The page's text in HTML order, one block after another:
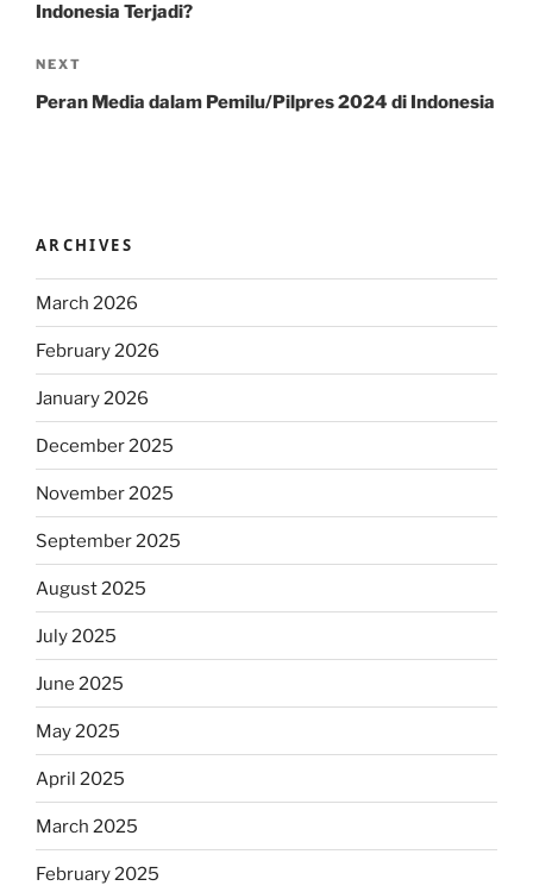
Indonesia Terjadi?
Next
Post
NEXT
Peran Media dalam Pemilu/Pilpres 2024 di Indonesia
ARCHIVES
March 2026
February 2026
January 2026
December 2025
November 2025
September 2025
August 2025
July 2025
June 2025
May 2025
April 2025
March 2025
February 2025